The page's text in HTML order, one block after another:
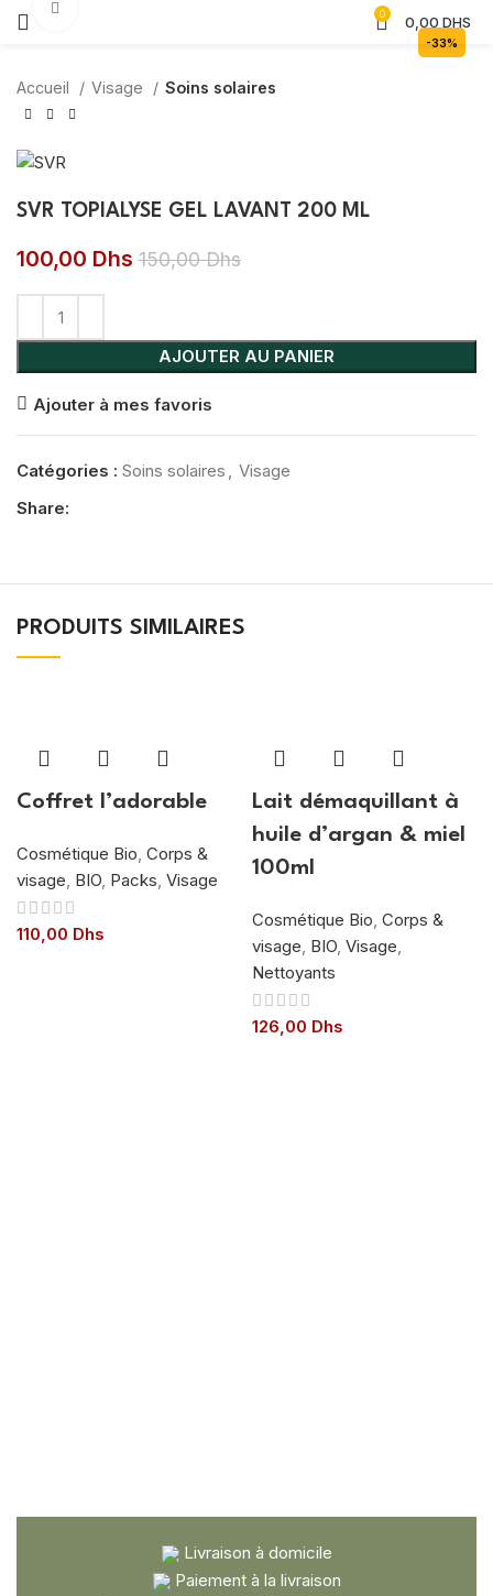
0 0,00 DHS
-33%
Accueil Visage Soins solaires
SVR TOPIALYSE GEL LAVANT 200 ML
100,00 Dhs 150,00Dhs
AJOUTER AU PANIER
Ajouter à mes favoris
Catégories : Soins solaires , Visage
Share:
PRODUITS SIMILAIRES
Coffret l’adorable
Cosmétique Bio, Corps &
visage, BIO, Packs, Visage
110,00 Dhs
Lait démaquillant à
huile d’argan & miel
100ml
Cosmétique Bio, Corps &
visage, BIO, Visage,
Nettoyants
126,00 Dhs
Livraison à domicile
Paiement à la livraison